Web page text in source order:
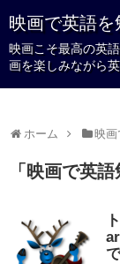
映画で英語
映画こそ最高の英
画を楽しみながら
ホーム 映画
「 映画で英語